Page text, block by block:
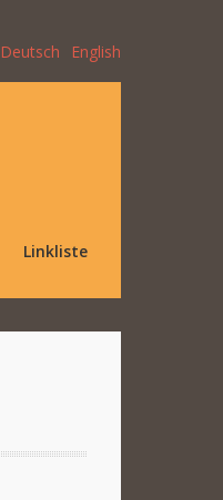
Deutsch English
Linkliste